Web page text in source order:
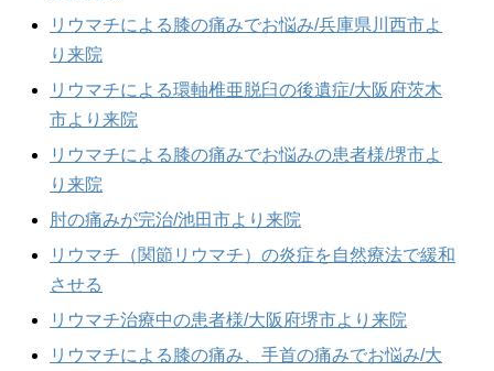
リウマチによる膝の痛みでお悩み/兵庫県川西市よ
り来院
リウマチによる環軸椎亜脱臼の後遺症/大阪府茨木
市より来院
リウマチによる膝の痛みでお悩みの患者様/堺市よ
り来院
肘の痛みが完治/池田市より来院
リウマチ（関節リウマチ）の炎症を自然療法で緩和
させる
リウマチ治療中の患者様/大阪府堺市より来院
リウマチによる膝の痛み、手首の痛みでお悩み/大